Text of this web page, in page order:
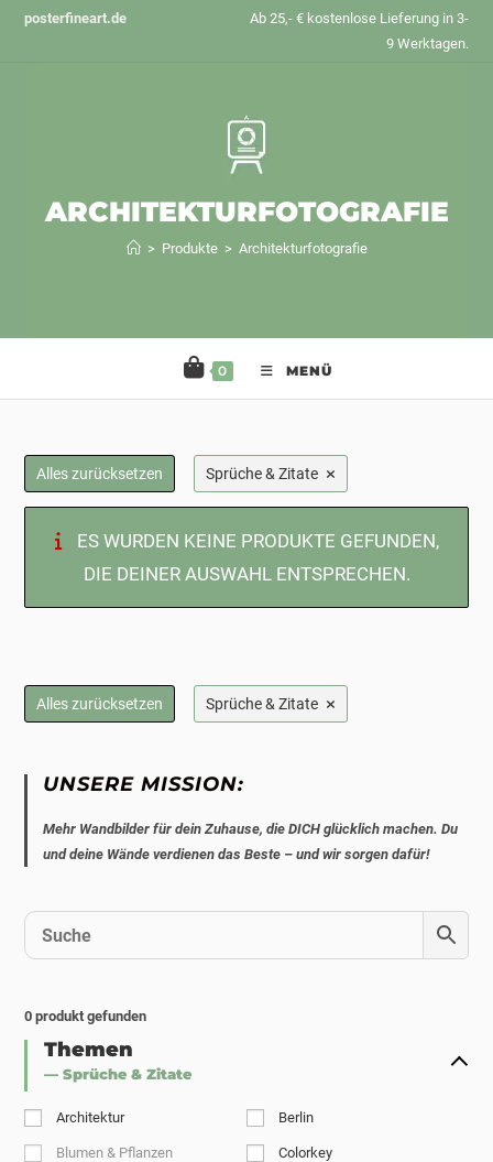
Zumposterfineart.de
Ab 25,- € kostenlose Lieferung in 3-
9 Werktagen.
ARCHITEKTURFOTOGRAFIE
> Produkte > Architekturfotografie
0 MENÜ
Alles zurücksetzen Sprüche & Zitate ×
ES WURDEN KEINE PRODUKTE GEFUNDEN,
DIE DEINER AUSWAHL ENTSPRECHEN.
Alles zurücksetzen Sprüche & Zitate ×
UNSERE MISSION:
Mehr Wandbilder für dein Zuhause, die DICH glücklich machen. Du
und deine Wände verdienen das Beste – und wir sorgen dafür!
0 produkt gefunden
Themen
— Sprüche & Zitate
Architektur Berlin
Blumen & Pflanzen Colorkey